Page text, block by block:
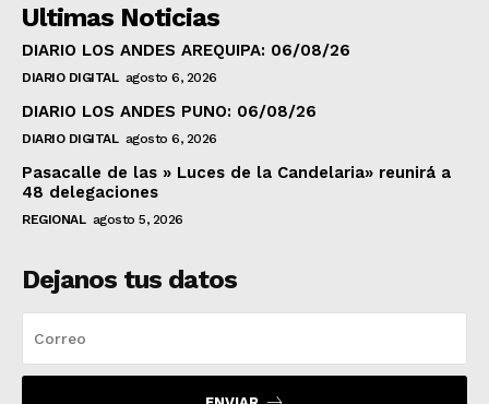
Ultimas Noticias
DIARIO LOS ANDES AREQUIPA: 06/08/26
DIARIO DIGITAL agosto 6, 2026
DIARIO LOS ANDES PUNO: 06/08/26
DIARIO DIGITAL agosto 6, 2026
Pasacalle de las » Luces de la Candelaria» reunirá a
48 delegaciones
REGIONAL agosto 5, 2026
Dejanos tus datos